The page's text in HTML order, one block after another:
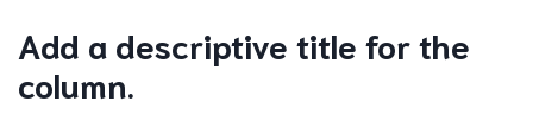
Add a descriptive title for the
column.